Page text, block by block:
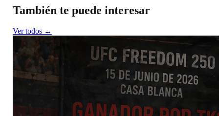
También te puede interesar
Ver todos →